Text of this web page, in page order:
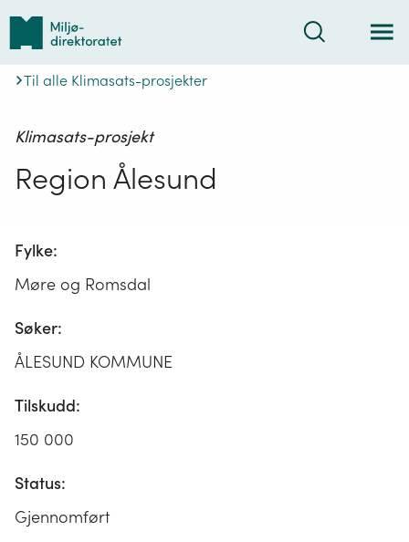
Tilbake
forsiden
Søk
Til alle Klimasats-prosjekter
Klimasats-prosjekt
Region Ålesund
Fylke:
Møre og Romsdal
Søker:
ÅLESUND KOMMUNE
Tilskudd:
150 000
Status:
Gjennomført